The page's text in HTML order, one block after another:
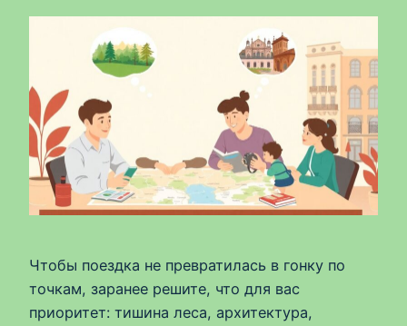
Чтобы поездка не превратилась в гонку по
точкам, заранее решите, что для вас
приоритет: тишина леса, архитектура,